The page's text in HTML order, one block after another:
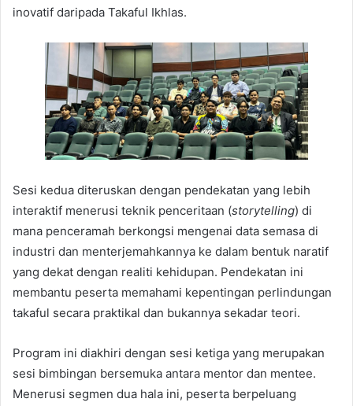
inovatif daripada Takaful Ikhlas.
Sesi kedua diteruskan dengan pendekatan yang lebih
interaktif menerusi teknik penceritaan (storytelling) di
mana penceramah berkongsi mengenai data semasa di
industri dan menterjemahkannya ke dalam bentuk naratif
yang dekat dengan realiti kehidupan. Pendekatan ini
membantu peserta memahami kepentingan perlindungan
takaful secara praktikal dan bukannya sekadar teori.
Program ini diakhiri dengan sesi ketiga yang merupakan
sesi bimbingan bersemuka antara mentor dan mentee.
Menerusi segmen dua hala ini, peserta berpeluang